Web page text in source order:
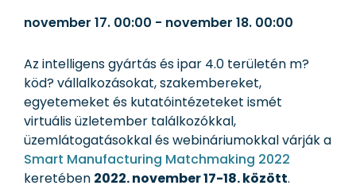
november 17. 00:00 - november 18. 00:00
Az intelligens gyártás és ipar 4.0 területén m?
köd? vállalkozásokat, szakembereket,
egyetemeket és kutatóintézeteket ismét
virtuális üzletember találkozókkal,
üzemlátogatásokkal és webináriumokkal várják a
Smart Manufacturing Matchmaking 2022
keretében 2022. november 17-18. között.